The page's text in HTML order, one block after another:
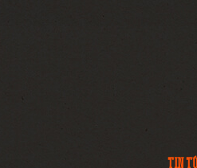
TIN